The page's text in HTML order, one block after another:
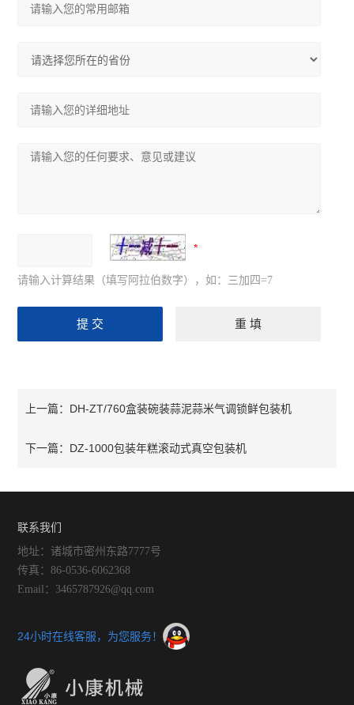
请输入计算结果（填写阿拉伯数字），如：三加四=7
上一篇： DH-ZT/760盒装碗装蒜泥蒜米气调锁鲜包装机
下一篇： DZ-1000包装年糕滚动式真空包装机
联系我们
地址：诸城市密州东路7777号
传真：86-0536-6062368
Email：3465787926@qq.com
24小时在线客服，为您服务！